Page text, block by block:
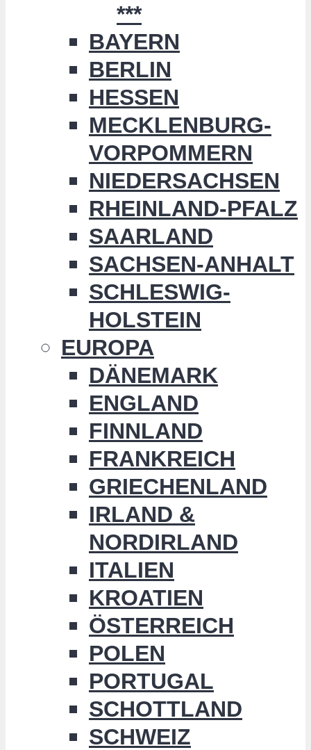
***
BAYERN
BERLIN
HESSEN
MECKLENBURG-
VORPOMMERN
NIEDERSACHSEN
RHEINLAND-PFALZ
SAARLAND
SACHSEN-ANHALT
SCHLESWIG-
HOLSTEIN
EUROPA
DÄNEMARK
ENGLAND
FINNLAND
FRANKREICH
GRIECHENLAND
IRLAND &
NORDIRLAND
ITALIEN
KROATIEN
ÖSTERREICH
POLEN
PORTUGAL
SCHOTTLAND
SCHWEIZ